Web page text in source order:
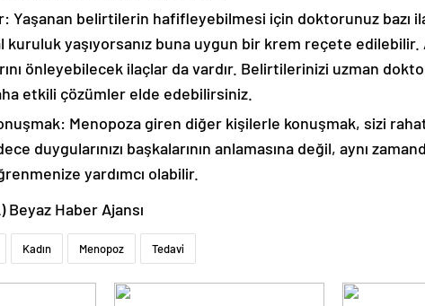
Yaşanan belirtilerin hafifleyebilmesi için doktorunuz bazı
kuruluk yaşıyorsanız buna uygun bir krem reçete edilebilir.
önleyebilecek ilaçlar da vardır. Belirtilerinizi uzman
etkili çözümler elde edebilirsiniz.
Menopoza giren diğer kişilerle konuşmak, sizi
duygularınızı başkalarının anlamasına değil, aynı
yardımcı olabilir.
Beyaz Haber Ajansı
Kadın Menopoz Tedavi